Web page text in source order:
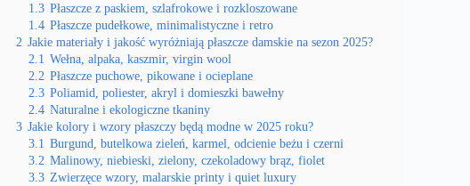
1.3 Płaszcze z paskiem, szlafrokowe i rozkloszowane
1.4 Płaszcze pudełkowe, minimalistyczne i retro
2 Jakie materiały i jakość wyróżniają płaszcze damskie na sezon 2025?
2.1 Wełna, alpaka, kaszmir, virgin wool
2.2 Płaszcze puchowe, pikowane i ocieplane
2.3 Poliamid, poliester, akryl i domieszki bawełny
2.4 Naturalne i ekologiczne tkaniny
3 Jakie kolory i wzory płaszczy będą modne w 2025 roku?
3.1 Burgund, butelkowa zieleń, karmel, odcienie beżu i czerni
3.2 Malinowy, niebieski, zielony, czekoladowy brąz, fiolet
3.3 Zwierzęce wzory, malarskie printy i quiet luxury